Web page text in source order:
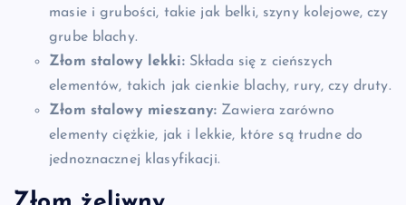
masie i grubości, takie jak belki, szyny kolejowe, czy
grube blachy.
Złom stalowy lekki:Składa się z cieńszych
elementów, takich jak cienkie blachy, rury, czy druty.
Złom stalowy mieszany: Zawiera zarówno
elementy ciężkie, jak i lekkie, które są trudne do
jednoznacznej klasyfikacji.